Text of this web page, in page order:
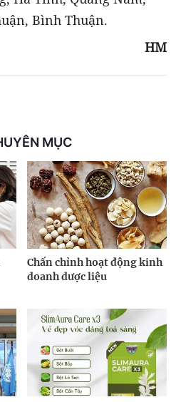
Bình Thuận.
HM
MỤC
Chấn chỉnh hoạt động kinh
doanh dược liệu